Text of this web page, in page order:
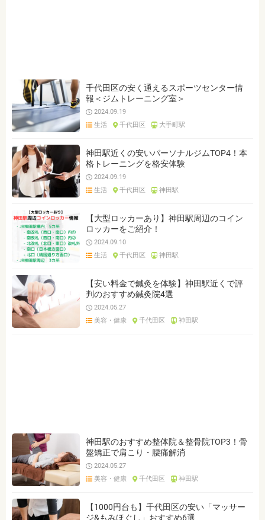
千代田区の安く通えるスポーツセンター情
報＜ジムトレーニング室＞
2024.09.19
生活
千代田区 大手町駅
神田駅近くの安いパーソナルジムTOP4！本
格トレーニングを格安体験
2024.09.19
生活
千代田区 神田駅
【大型ロッカーあり】神田駅周辺のコイン
ロッカーをご紹介！
2024.09.10
生活
千代田区 神田駅
【安い料金で鍼灸を体験】神田駅近くで評
判のおすすめ鍼灸院4選
2024.05.27
美容・健康
千代田区 神田駅
神田駅のおすすめ整体院＆整骨院TOP3！骨
盤矯正で肩こり・腰痛解消
2024.05.27
美容・健康
千代田区 神田駅
【1000円台も】千代田区の安い「マッサー
ジ&もみほぐし」おすすめ6選